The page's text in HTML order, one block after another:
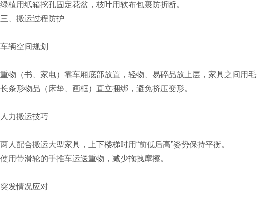
绿植用纸箱挖孔固定花盆，枝叶用软布包裹防折断。
三、搬运过程防护
车辆空间规划‌
重物（书、家电）靠车厢底部放置，轻物、易碎品放上层，家具之间用
长条形物品（床垫、画框）直立捆绑，避免挤压变形。
人力搬运技巧‌
两人配合搬运大型家具，上下楼梯时用“前低后高”姿势保持平衡。
使用带滑轮的手推车运送重物，减少拖拽摩擦。
突发情况应对‌